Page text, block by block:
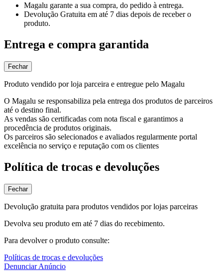
Magalu garante a sua compra, do pedido à entrega.
Devolução Gratuita em até 7 dias depois de receber o
produto.
Entrega e compra garantida
Fechar
Produto vendido por loja parceira e entregue pelo Magalu
O Magalu se responsabiliza pela entrega dos produtos de parceiros
até o destino final.
As vendas são certificadas com nota fiscal e garantimos a
procedência de produtos originais.
Os parceiros são selecionados e avaliados regularmente portal
excelência no serviço e reputação com os clientes
Política de trocas e devoluções
Fechar
Devolução gratuita para produtos vendidos por lojas parceiras
Devolva seu produto em até 7 dias do recebimento.
Para devolver o produto consulte:
Políticas de trocas e devoluções
Denunciar Anúncio